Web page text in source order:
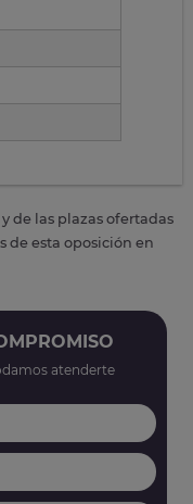
de las plazas ofertadas
de esta oposición en
atenderte